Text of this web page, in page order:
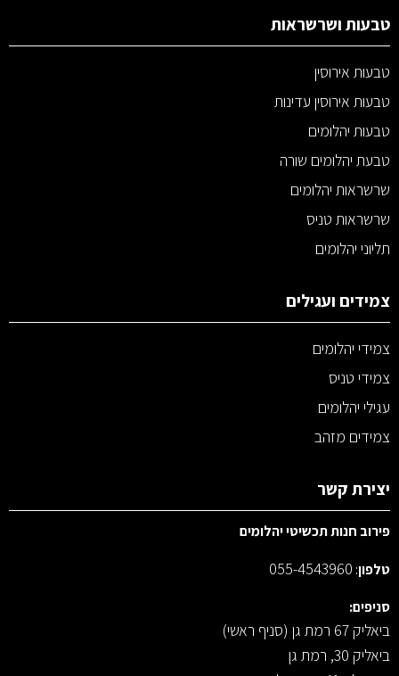
טבעות ושרשראות
טבעות אירוסין
טבעות אירוסין עדינות
טבעות יהלומים
טבעת יהלומים שורה
שרשראות יהלומים
שרשראות טניס
תליוני יהלומים
צמידים ועגילים
צמידי יהלומים
צמידי טניס
עגילי יהלומים
צמידים מזהב
יצירת קשר
פירוב חנות תכשיטי יהלומים
טלפון:
055-4543960
סניפים:
ביאליק 67 רמת גן (סניף ראשי)
ביאליק 30, רמת גן